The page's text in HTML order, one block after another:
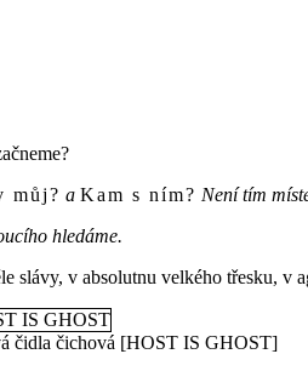
můj? a Kam s ním? Není tím
hledáme.
slávy, v absolutnu velkého třesku,
čidla čichová [HOST IS GHOST]